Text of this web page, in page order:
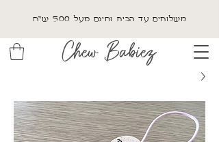
משלוחים עד הבית וחינם מעל 500 ש"ח
Chew Babiez